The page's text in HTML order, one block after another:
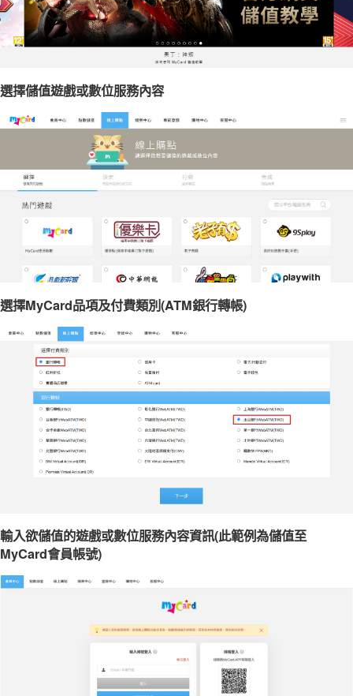
選擇儲值遊戲或數位服務內容
選擇MyCard品項及付費類別(ATM銀行轉帳)
輸入欲儲值的遊戲或數位服務內容資訊(此範例為儲值至
MyCard會員帳號)